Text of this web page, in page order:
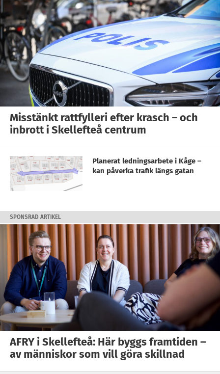
Misstänkt rattfylleri efter krasch – och
inbrott i Skellefteå centrum
Planerat ledningsarbete i Kåge –
kan påverka trafik längs gatan
SPONSRAD ARTIKEL
AFRY i Skellefteå: Här byggs framtiden –
av människor som vill göra skillnad